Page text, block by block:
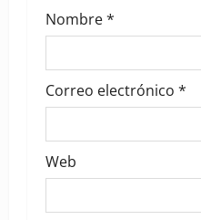
Nombre*
Correo electrónico *
Web